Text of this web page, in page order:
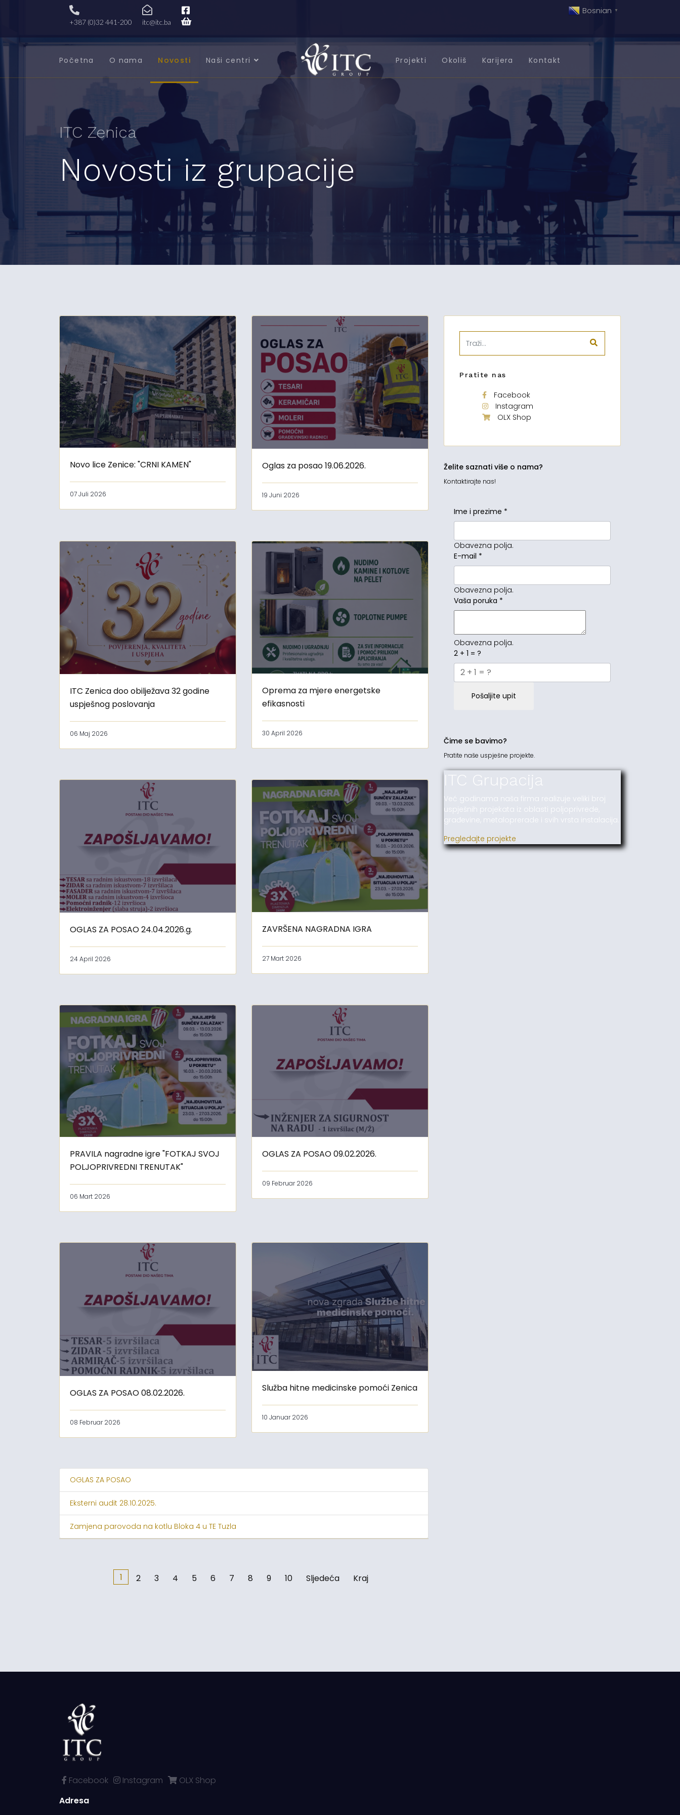
+387 (0)32 441-200 itc@itc.ba
Bosnian ▼
Početna O nama Novosti Naši centri Projekti Okoliš Karijera Kontakt
ITC Zenica
Novosti iz grupacije
Novo lice Zenice: "CRNI KAMEN"
07 Juli 2026
Oglas za posao 19.06.2026.
19 Juni 2026
ITC Zenica doo obilježava 32 godine
uspješnog poslovanja
06 Maj 2026
Oprema za mjere energetske
efikasnosti
30 April 2026
OGLAS ZA POSAO 24.04.2026.g.
24 April 2026
ZAVRŠENA NAGRADNA IGRA
27 Mart 2026
PRAVILA nagradne igre "FOTKAJ SVOJ
POLJOPRIVREDNI TRENUTAK"
06 Mart 2026
OGLAS ZA POSAO 09.02.2026.
09 Februar 2026
OGLAS ZA POSAO 08.02.2026.
08 Februar 2026
Služba hitne medicinske pomoći Zenica
10 Januar 2026
OGLAS ZA POSAO
Eksterni audit 28.10.2025.
Zamjena parovoda na kotlu Bloka 4 u TE Tuzla
1 2 3 4 5 6 7 8 9 10 Sljedeća Kraj
Pratite nas
Facebook
Instagram
OLX Shop
Želite saznati više o nama?
Kontaktirajte nas!
Ime i prezime *
Obavezna polja.
E-mail *
Obavezna polja.
Vaša poruka *
Obavezna polja.
2 + 1 = ?
Pošaljite upit
Čime se bavimo?
Pratite naše uspješne projekte.
ITC Grupacija
Već godinama naša firma realizuje veliki broj
uspješnih projekata iz oblasti poljoprivrede,
građevine, metaloprerade i svih vrsta instalacija.
Pregledajte projekte
Facebook Instagram
OLX Shop
Adresa